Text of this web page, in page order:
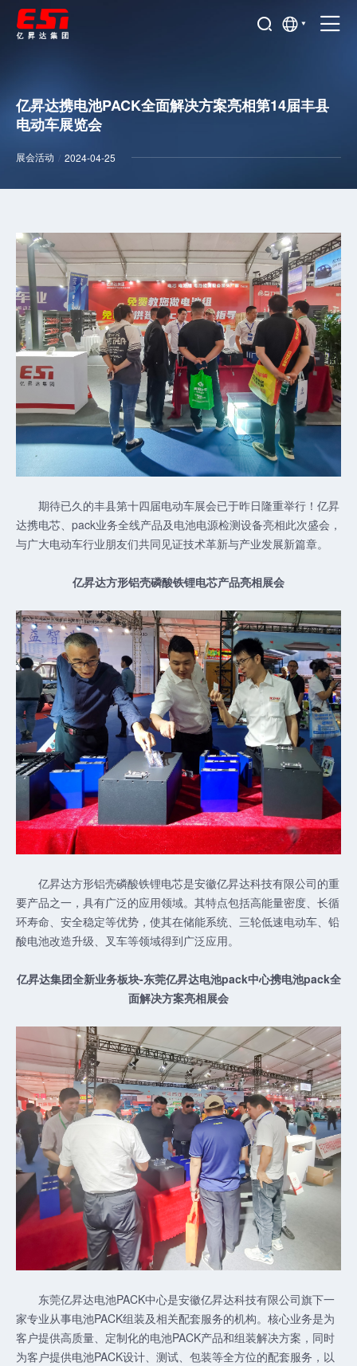
亿昇达携电池PACK全面解决方案亮相第14届丰县
电动车展览会
展会活动 / 2024-04-25
期待已久的丰县第十四届电动车展会已于昨日隆重举行！亿昇
达携电芯、pack业务全线产品及电池电源检测设备亮相此次盛会，
与广大电动车行业朋友们共同见证技术革新与产业发展新篇章。
亿昇达方形铝壳磷酸铁锂电芯产品亮相展会
亿昇达方形铝壳磷酸铁锂电芯是安徽亿昇达科技有限公司的重
要产品之一，具有广泛的应用领域。其特点包括高能量密度、长循
环寿命、安全稳定等优势，使其在储能系统、三轮低速电动车、铅
酸电池改造升级、叉车等领域得到广泛应用。
亿昇达集团全新业务板块-东莞亿昇达电池pack中心携电池pack全
面解决方案亮相展会
东莞亿昇达电池PACK中心是安徽亿昇达科技有限公司旗下一
家专业从事电池PACK组装及相关配套服务的机构。核心业务是为
客户提供高质量、定制化的电池PACK产品和组装解决方案，同时
为客户提供电池PACK设计、测试、包装等全方位的配套服务，以